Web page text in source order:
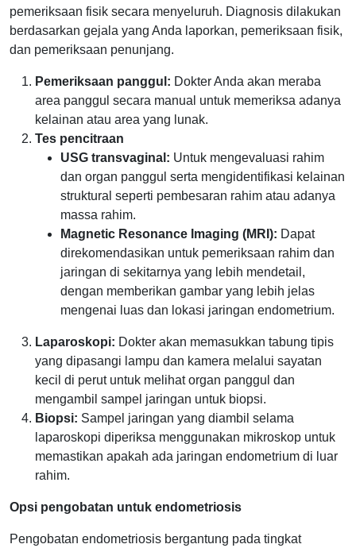
pemeriksaan fisik secara menyeluruh. Diagnosis dilakukan
berdasarkan gejala yang Anda laporkan, pemeriksaan fisik,
dan pemeriksaan penunjang.
Pemeriksaan panggul: Dokter Anda akan meraba
area panggul secara manual untuk memeriksa adanya
kelainan atau area yang lunak.
Tes pencitraan
USG transvaginal: Untuk mengevaluasi rahim
dan organ panggul serta mengidentifikasi kelainan
struktural seperti pembesaran rahim atau adanya
massa rahim.
Magnetic Resonance Imaging (MRI): Dapat
direkomendasikan untuk pemeriksaan rahim dan
jaringan di sekitarnya yang lebih mendetail,
dengan memberikan gambar yang lebih jelas
mengenai luas dan lokasi jaringan endometrium.
Laparoskopi: Dokter akan memasukkan tabung tipis
yang dipasangi lampu dan kamera melalui sayatan
kecil di perut untuk melihat organ panggul dan
mengambil sampel jaringan untuk biopsi.
Biopsi: Sampel jaringan yang diambil selama
laparoskopi diperiksa menggunakan mikroskop untuk
memastikan apakah ada jaringan endometrium di luar
rahim.
Opsi pengobatan untuk endometriosis
Pengobatan endometriosis bergantung pada tingkat